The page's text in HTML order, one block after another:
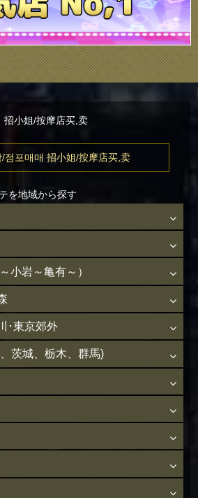
招小姐/按摩店买,卖
점포매매 招小姐/按摩店买,卖
を地域から探す
小岩～亀有～）
･東京郊外
茨城、栃木、群馬)